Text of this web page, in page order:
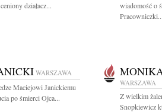
działacz...
wiadomość o
WARSZAWA
Maciejowi Janickiemu
po śmierci Ojca...
WARSZAWA
Z wielkim
Snopkiewicz